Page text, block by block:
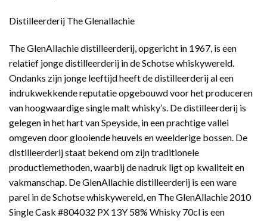
Distilleerderij The Glenallachie
The GlenAllachie distilleerderij, opgericht in 1967, is een
relatief jonge distilleerderij in de Schotse whiskywereld.
Ondanks zijn jonge leeftijd heeft de distilleerderij al een
indrukwekkende reputatie opgebouwd voor het produceren
van hoogwaardige single malt whisky’s. De distilleerderij is
gelegen in het hart van Speyside, in een prachtige vallei
omgeven door glooiende heuvels en weelderige bossen. De
distilleerderij staat bekend om zijn traditionele
productiemethoden, waarbij de nadruk ligt op kwaliteit en
vakmanschap. De GlenAllachie distilleerderij is een ware
parel in de Schotse whiskywereld, en The GlenAllachie 2010
Single Cask #804032 PX 13Y 58% Whisky 70cl is een